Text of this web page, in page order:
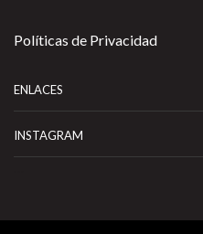
Políticas de Privacidad
ENLACES
INSTAGRAM